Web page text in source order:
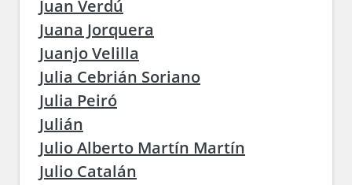
Juan Verdú
Juana Jorquera
Juanjo Velilla
Julia Cebrián Soriano
Julia Peiró
Julián
Julio Alberto Martín Martín
Julio Catalán